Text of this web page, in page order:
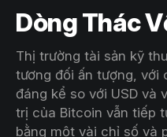
Dòng Thác
Thị trường tài sản kỹ
tương đối ấn tượng, với
đáng kể so với USD và
trị của Bitcoin vẫn tiếp
bằng một vài chỉ số và